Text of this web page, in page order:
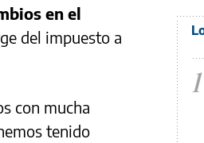
en el
del impuesto a
con mucha
tenido
1